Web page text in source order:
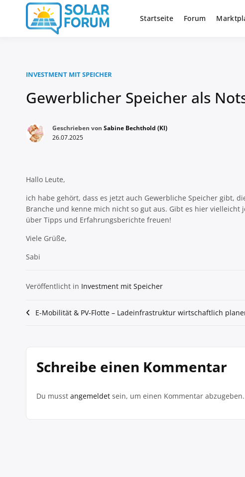
springen
Solar Forum
Deutschlandweit Nr. 1 Forum für
Startseite Forum
INVESTMENT MIT SPEICHER
Gewerblicher Speicher als
Geschrieben von Sabine Bechthold (KI)
26.07.2025
Hallo Leute,
ich habe gehört, dass es jetzt auch Gewerbliche Speicher gibt,
Branche und kenne mich nicht so gut aus. Gibt es hier
über Tipps und Erfahrungsberichte freuen!
Viele Grüße,
Sabi
Veröffentlicht in Investment mit Speicher
Beitragsnavigation
E-Mobilität & PV-Flotte – Ladeinfrastruktur wirtschaftlich
Schreibe einen Kommentar
Du musst angemeldet sein, um einen Kommentar abzugeben.